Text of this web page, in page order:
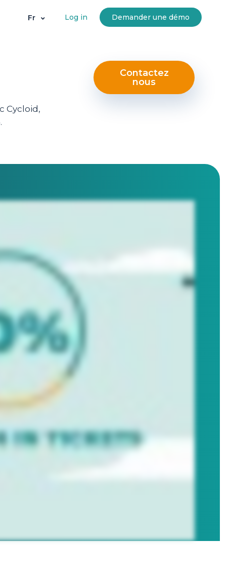
Fr Log in Demander une démo
Cycloid,
Contactez
nous